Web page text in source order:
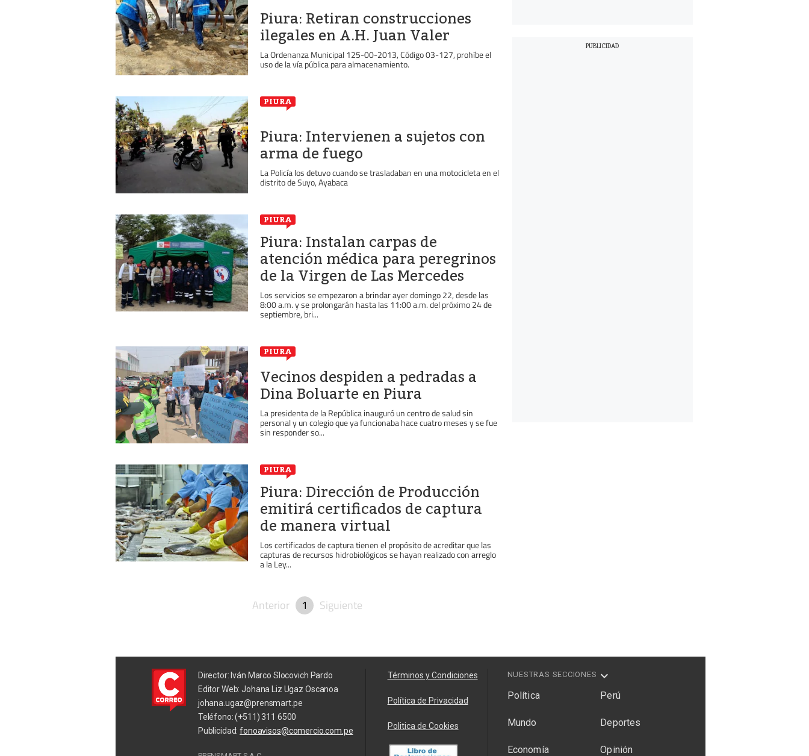
Piura: Retiran construcciones
ilegales en A.H. Juan Valer
La Ordenanza Municipal 125-00-2013, Código 03-127, prohíbe el
uso de la vía pública para almacenamiento.
PIURA
Piura: Intervienen a sujetos con
arma de fuego
La Policía los detuvo cuando se trasladaban en una motocicleta en el
distrito de Suyo, Ayabaca
PIURA
Piura: Instalan carpas de
atención médica para peregrinos
de la Virgen de Las Mercedes
Los servicios se empezaron a brindar ayer domingo 22, desde las
8:00 a.m. y se prolongarán hasta las 11:00 a.m. del próximo 24 de
septiembre, bri...
PIURA
Vecinos despiden a pedradas a
Dina Boluarte en Piura
La presidenta de la República inauguró un centro de salud sin
personal y un colegio que ya funcionaba hace cuatro meses y se fue
sin responder so...
PIURA
Piura: Dirección de Producción
emitirá certificados de captura
de manera virtual
Los certificados de captura tienen el propósito de acreditar que las
capturas de recursos hidrobiológicos se hayan realizado con arreglo
a la Ley...
Anterior 1 Siguiente
Director: Iván Marco Slocovich Pardo
Editor Web: Johana Liz Ugaz Oscanoa
johana.ugaz@prensmart.pe
Teléfono: (+511) 311 6500
Publicidad:fonoavisos@comercio.com.pe
Términos y Condiciones
Política de Privacidad
Politica de Cookies
NUESTRAS SECCIONES
Política Perú
Mundo Deportes
Economía Opinión